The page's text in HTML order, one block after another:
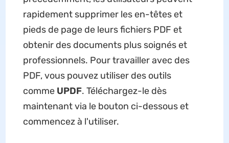
rapidement supprimer les en-têtes et
pieds de page de leurs fichiers PDF et
obtenir des documents plus soignés et
professionnels. Pour travailler avec des
PDF, vous pouvez utiliser des outils
comme UPDF. Téléchargez-le dès
maintenant via le bouton ci-dessous et
commencez à l'utiliser.